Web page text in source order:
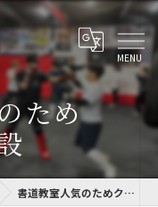
ため
書道教室人気のためクラス増設